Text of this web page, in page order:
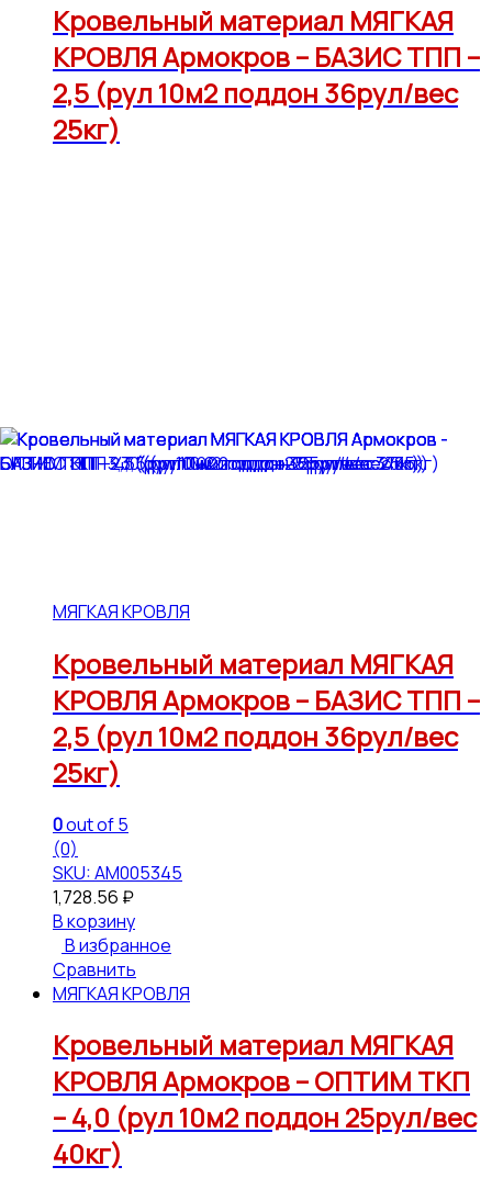
Кровельный материал МЯГКАЯ
КРОВЛЯ Армокров – БАЗИС ТПП –
2,5 (рул 10м2 поддон 36рул/вес
25кг)
МЯГКАЯ КРОВЛЯ
Кровельный материал МЯГКАЯ
КРОВЛЯ Армокров – БАЗИС ТПП –
2,5 (рул 10м2 поддон 36рул/вес
25кг)
0out of 5
(0)
SKU: АМ005345
1,728.56 ₽
В корзину
В избранное
Сравнить
МЯГКАЯ КРОВЛЯ
Кровельный материал МЯГКАЯ
КРОВЛЯ Армокров – ОПТИМ ТКП
– 4,0 (рул 10м2 поддон 25рул/вес
40кг)